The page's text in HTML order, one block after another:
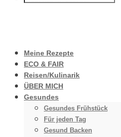
Meine Rezepte
ECO & FAIR
Reisen/Kulinarik
ÜBER MICH
Gesundes
Gesundes Frühstück
Für jeden Tag
Gesund Backen